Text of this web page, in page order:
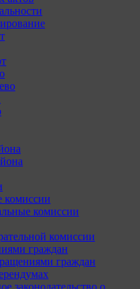
комиссии
комиссии
комиссии
граждан
граждан
законодательство о